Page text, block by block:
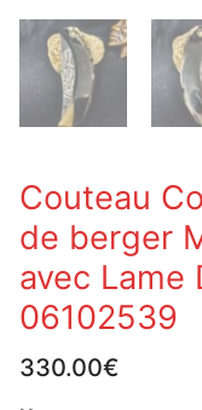
Couteau
de berger
avec Lame
06102539
330.00€